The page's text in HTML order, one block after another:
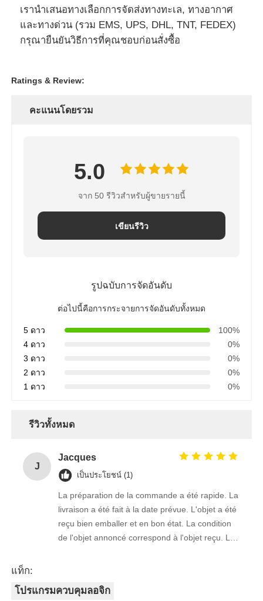
เรานําเสนอทางเลือกการจัดส่งทางทะเล, ทางอากาศ
และทางด่วน (รวม EMS, UPS, DHL, TNT, FEDEX)
กรุณายืนยันวิธีการที่คุณชอบก่อนสั่งซื้อ
Ratings & Review:
คะแนนโดยรวม
5.0
จาก 50 รีวิวสำหรับผู้ขายรายนี้
เขียนรีวิว
รูปฉบับการจัดอันดับ
ต่อไปนี้คือการกระจายการจัดอันดับทั้งหมด
5 ดาว
100%
4 ดาว
0%
3 ดาว
0%
2 ดาว
0%
1 ดาว
0%
รีวิวทั้งหมด
J
Jacques
เป็นประโยชน์ (1)
La préparation de la commande a été rapide. La
livraison a été fait à la date prévue. L'objet a été
reçu bien emballer et en bon état. La condition
de l'objet annoncé correspond à l'objet reçu. Le
แท็ก:
โปรแกรมควบคุมลอจิก